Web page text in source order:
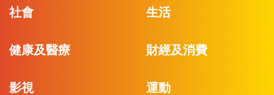
社會 生活
健康及醫療 財經及消費
影視 運動